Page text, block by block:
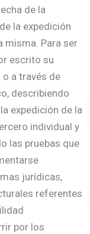
de la
la expedición
misma. Para ser
escrito su
o a través de
describiendo
expedición de la
individual y
las pruebas que
jurídicas,
referentes
por los